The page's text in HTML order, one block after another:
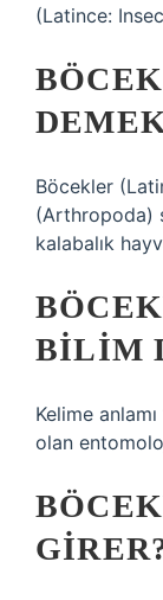
(Latince:
Böcekler
(Arthropoda)
kalabalık
BILIM
Kelime
olan